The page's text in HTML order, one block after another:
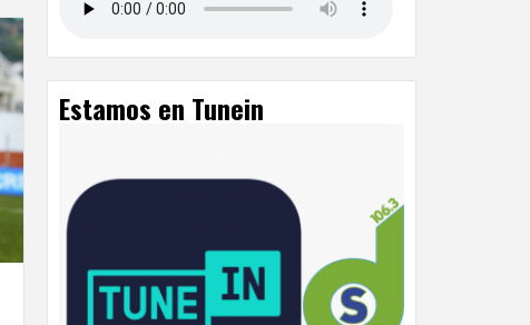
Estamos en Tunein